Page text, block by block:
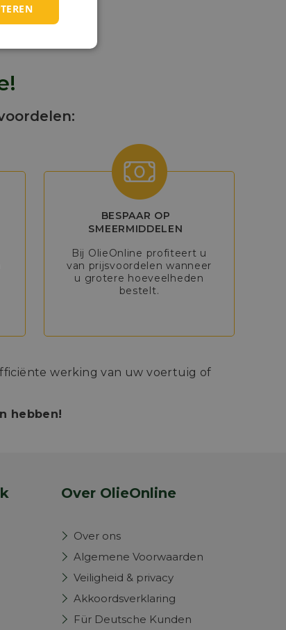
BESPAAR OP
SMEERMIDDELEN
Bij OlieOnline profiteert u
van prijsvoordelen wanneer
u grotere hoeveelheden
bestelt.
werking van uw voertuig of
hebben!
Over OlieOnline
Over ons
Algemene Voorwaarden
Veiligheid & privacy
Akkoordsverklaring
Für Deutsche Kunden